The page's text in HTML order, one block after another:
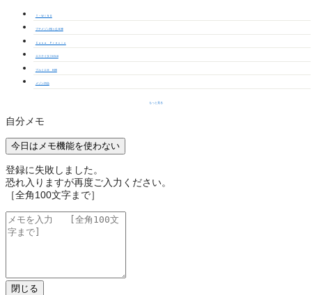
Ｔ－ＷＩＮＧ
プチメゾン桜ヶ丘Ｂ棟
Ｃａｓａ Ｐｒｅｃｉｏ
エステイタスKN-6
プルミエⅢ B棟
メゾン河合
もっと見る
自分メモ
今日はメモ機能を使わない
登録に失敗しました。
恐れ入りますが再度ご入力ください。
［全角100文字まで］
閉じる